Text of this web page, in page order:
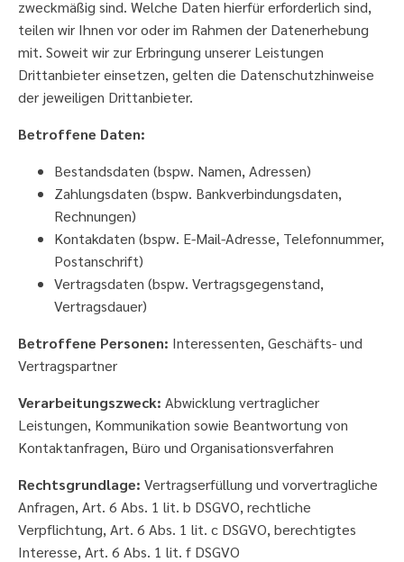
zweckmäßig sind. Welche Daten hierfür erforderlich sind,
teilen wir Ihnen vor oder im Rahmen der Datenerhebung
mit. Soweit wir zur Erbringung unserer Leistungen
Drittanbieter einsetzen, gelten die Datenschutzhinweise
der jeweiligen Drittanbieter.
Betroffene Daten:
Bestandsdaten (bspw. Namen, Adressen)
Zahlungsdaten (bspw. Bankverbindungsdaten,
Rechnungen)
Kontakdaten (bspw. E-Mail-Adresse, Telefonnummer,
Postanschrift)
Vertragsdaten (bspw. Vertragsgegenstand,
Vertragsdauer)
Betroffene Personen: Interessenten, Geschäfts- und
Vertragspartner
Verarbeitungszweck: Abwicklung vertraglicher
Leistungen, Kommunikation sowie Beantwortung von
Kontaktanfragen, Büro und Organisationsverfahren
Rechtsgrundlage: Vertragserfüllung und vorvertragliche
Anfragen, Art. 6 Abs. 1 lit. b DSGVO, rechtliche
Verpflichtung, Art. 6 Abs. 1 lit. c DSGVO, berechtigtes
Interesse, Art. 6 Abs. 1 lit. f DSGVO